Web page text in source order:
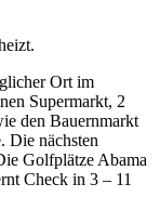
Ort im
Supermarkt, 2
den Bauernmarkt
Die nächsten
Golfplätze Abama
Check in 3 – 11